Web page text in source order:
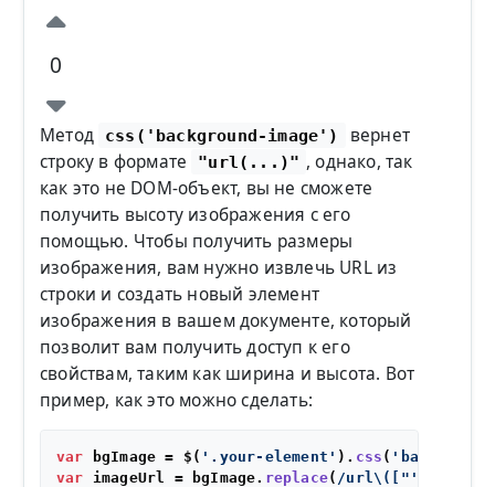
0
Метод css('background-image')
вернет
строку в формате
"url(...)" , однако, так
как это не DOM-объект, вы не сможете
получить высоту изображения с его
помощью. Чтобы получить размеры
изображения, вам нужно извлечь URL из
строки и создать новый элемент
изображения в вашем документе, который
позволит вам получить доступ к его
свойствам, таким как ширина и высота. Вот
пример, как это можно сделать:
var bgImage = $( '.your-element' ). css (
var imageUrl = bgImage. replace( /url\(["']?/